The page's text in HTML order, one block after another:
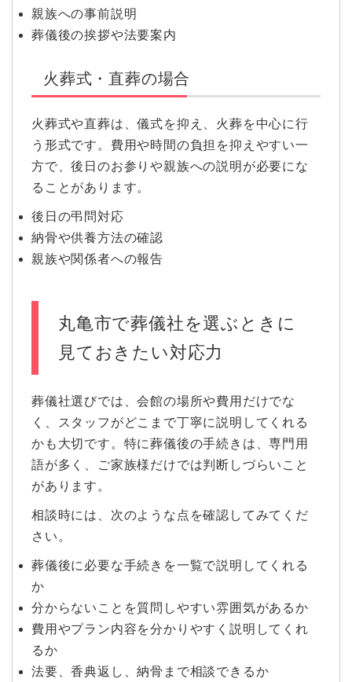
親族への事前説明
葬儀後の挨拶や法要案内
火葬式・直葬の場合
火葬式や直葬は、儀式を抑え、火葬を中心に行
う形式です。費用や時間の負担を抑えやすい一
方で、後日のお参りや親族への説明が必要にな
ることがあります。
後日の弔問対応
納骨や供養方法の確認
親族や関係者への報告
丸亀市で葬儀社を選ぶときに
見ておきたい対応力
葬儀社選びでは、会館の場所や費用だけでな
く、スタッフがどこまで丁寧に説明してくれる
かも大切です。特に葬儀後の手続きは、専門用
語が多く、ご家族様だけでは判断しづらいこと
があります。
相談時には、次のような点を確認してみてくだ
さい。
葬儀後に必要な手続きを一覧で説明してくれる
か
分からないことを質問しやすい雰囲気があるか
費用やプラン内容を分かりやすく説明してくれ
るか
法要、香典返し、納骨まで相談できるか